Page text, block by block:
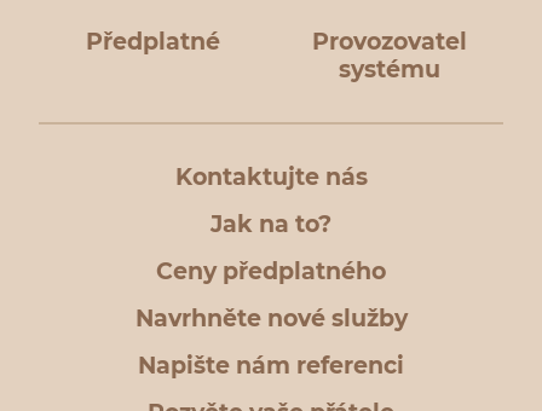
Předplatné
Provozovatel
systému
Kontaktujte nás
Jak na to?
Ceny předplatného
Navrhněte nové služby
Napište nám referenci